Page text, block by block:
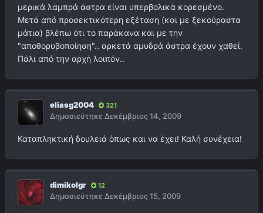
μερικά λαμπρά άστρα είναι υπερβολικά κορεσμένο.
Μετά από προσεκτικότερη εξέταση (και με ξεκούραστα
μάτια) βλέπω ότι το παράκανα και με την
"αποθορυβοποίηση".. αρκετά αμυδρά άστρα έχουν χαθεί.
Πάλι από την αρχή λοιπόν..
eliasg2004 321
ΔημοσιεύτηκεΔεκέμβριος 14, 2009
Καταπληκτική δουλειά όπως και να έχει! Καλή συνέχεια!
dimikolgr 12
ΔημοσιεύτηκεΔεκέμβριος 15, 2009